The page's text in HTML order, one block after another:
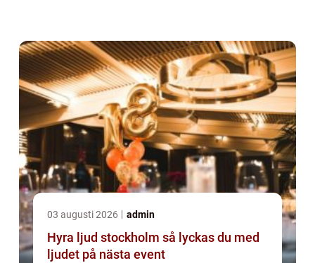
03 augusti 2026 admin
Hyra ljud stockholm så lyckas du med
ljudet på nästa event